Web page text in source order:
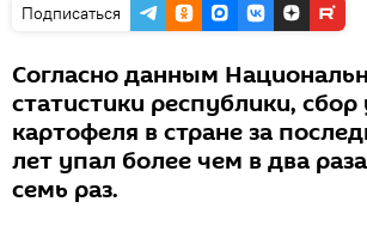
Подписаться
Согласно данным
статистики республики,
картофеля в стране за
лет упал более чем в два
семь раз.